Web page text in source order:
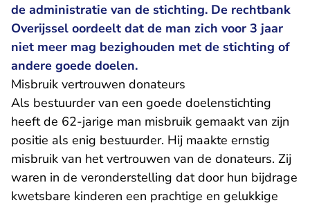
de administratie van de stichting. De rechtbank
Overijssel oordeelt dat de man zich voor 3 jaar
niet meer mag bezighouden met de stichting of
andere goede doelen.
Misbruik vertrouwen donateurs
Als bestuurder van een goede doelenstichting
heeft de 62-jarige man misbruik gemaakt van zijn
positie als enig bestuurder. Hij maakte ernstig
misbruik van het vertrouwen van de donateurs. Zij
waren in de veronderstelling dat door hun bijdrage
kwetsbare kinderen een prachtige en gelukkige